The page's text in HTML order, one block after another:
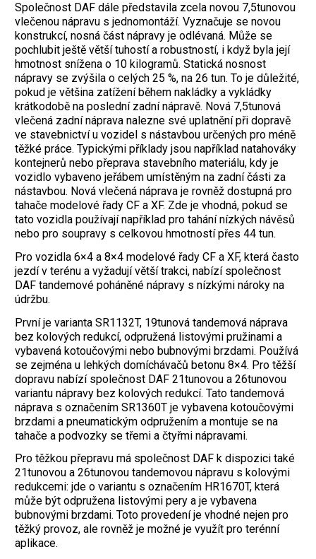
Společnost DAF dále představila zcela novou 7,5tunovou
vlečenou nápravu s jednomontáží. Vyznačuje se novou
konstrukcí, nosná část nápravy je odlévaná. Může se
pochlubit ještě větší tuhostí a robustností, i když byla její
hmotnost snížena o 10 kilogramů. Statická nosnost
nápravy se zvýšila o celých 25 %, na 26 tun. To je důležité,
pokud je většina zatížení během nakládky a vykládky
krátkodobě na poslední zadní nápravě. Nová 7,5tunová
vlečená zadní náprava nalezne své uplatnění při dopravě
ve stavebnictví u vozidel s nástavbou určených pro méně
těžké práce. Typickými příklady jsou například natahováky
kontejnerů nebo přeprava stavebního materiálu, kdy je
vozidlo vybaveno jeřábem umístěným na zadní části za
nástavbou. Nová vlečená náprava je rovněž dostupná pro
tahače modelové řady CF a XF. Zde je vhodná, pokud se
tato vozidla používají například pro tahání nízkých návěsů
nebo pro soupravy s celkovou hmotností přes 44 tun.
Pro vozidla 6×4 a 8×4 modelové řady CF a XF, která často
jezdí v terénu a vyžadují větší trakci, nabízí společnost
DAF tandemové poháněné nápravy s nízkými nároky na
údržbu.
První je varianta SR1132T, 19tunová tandemová náprava
bez kolových redukcí, odpružená listovými pružinami a
vybavená kotoučovými nebo bubnovými brzdami. Používá
se zejména u lehkých domíchávačů betonu 8×4. Pro těžší
dopravu nabízí společnost DAF 21tunovou a 26tunovou
variantu nápravy bez kolových redukcí. Tato tandemová
náprava s označením SR1360T je vybavena kotoučovými
brzdami a pneumatickým odpružením a montuje se na
tahače a podvozky se třemi a čtyřmi nápravami.
Pro těžkou přepravu má společnost DAF k dispozici také
21tunovou a 26tunovou tandemovou nápravu s kolovými
redukcemi: jde o variantu s označením HR1670T, která
může být odpružena listovými pery a je vybavena
bubnovými brzdami. Toto provedení je vhodné nejen pro
těžký provoz, ale rovněž je možné je využít pro terénní
aplikace.